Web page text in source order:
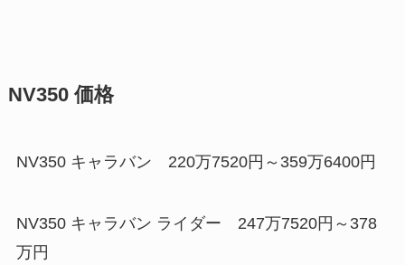
NV350 価格
NV350 キャラバン 220万7520円～359万6400円
NV350 キャラバン ライダー 247万7520円～378
万円